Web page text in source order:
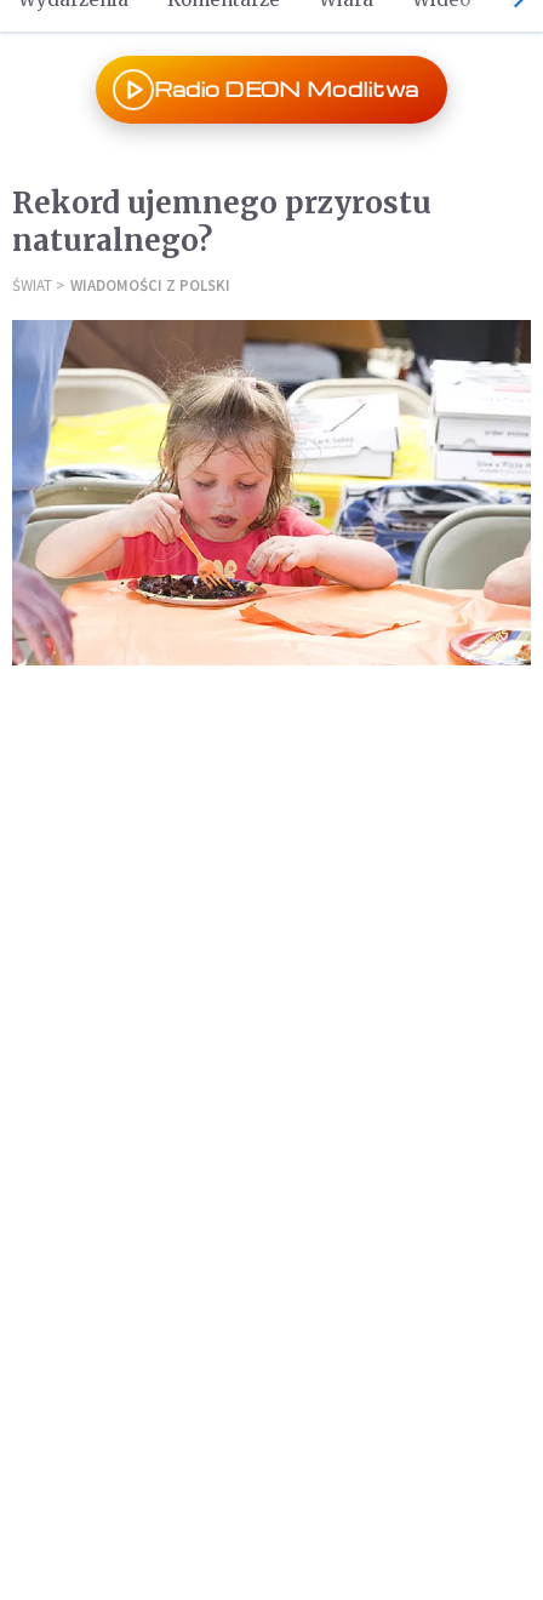
Radio DEON Modlitwa
Rekord ujemnego przyrostu
naturalnego?
ŚWIAT WIADOMOŚCI Z POLSKI